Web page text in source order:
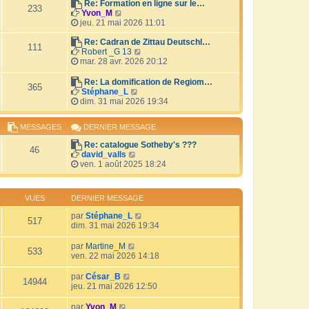
i
r
m
e
s
s
a
g
e
r
e
d
e
r
n
i
e
m
e
s
s
a
g
e
233
Re: Formation en ligne sur le…
Yvon_M
o
i
r
l
e
d
e
r
n
i
e
r
m
e
s
s
a
g
e
jeu. 21 mai 2026 11:01
111
Re: Cadran de Zittau Deutschl…
Robert _G 13
o
i
r
e
d
e
r
n
i
r
m
e
s
s
g
e
mar. 28 avr. 2026 20:12
365
Re: La domification de Regiom…
Stéphane_L
o
i
r
l
e
d
e
r
n
i
e
r
m
e
s
a
g
dim. 31 mai 2026 19:34
MESSAGES DERNIER MESSAGE
46
Re: catalogue Sotheby's ???
david_valls
o
i
e
d
e
r
e
r
e
s
ven. 1 août 2025 18:24
VUES DERNIER MESSAGE
517 par Stéphane_L
dim. 31 mai 2026 19:34
533 par Martine_M
ven. 22 mai 2026 14:18
14944 par César_B
jeu. 21 mai 2026 12:50